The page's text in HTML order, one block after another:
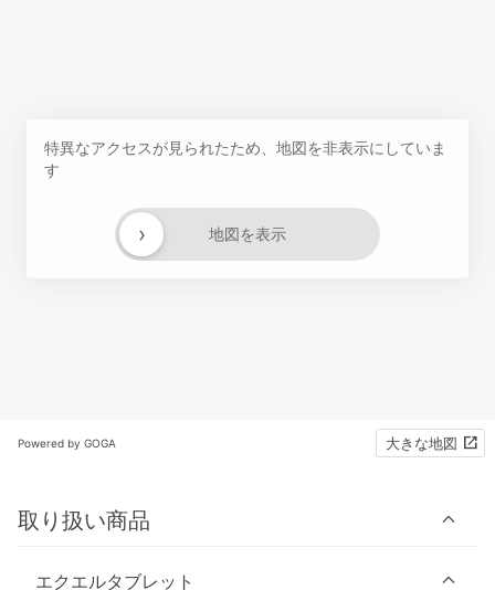
特異なアクセスが見られたため、地図を非表示にしていま
す
地図を表示
›
Powered by GOGA 大きな地図
取り扱い商品
エクエルタブレット